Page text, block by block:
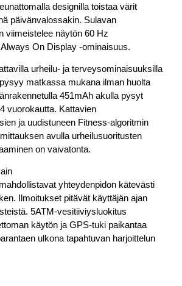
designilla toistaa värit
päivänvalossakin. Sulavan
viimeistelee näytön 60 Hz
On Display -ominaisuus.
urheilu- ja terveysominaisuuksilla
matkassa mukana ilman huolta
451mAh akulla pysyt
vuorokautta. Kattavien
ja uudistuneen Fitness-algoritmin
avulla urheilusuoritusten
on vaivatonta.
yhteydenpidon kätevästi
Ilmoitukset pitävät käyttäjän ajan
5ATM-vesitiiviysluokitus
käytön ja GPS-tuki paikantaa
ulkona tapahtuvan harjoittelun